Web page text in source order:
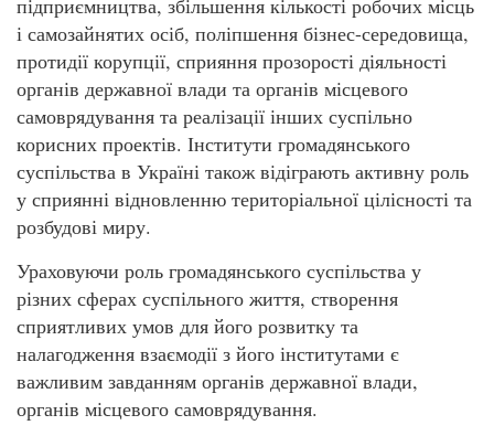
підприємництва, збільшення кількості робочих місць
і самозайнятих осіб, поліпшення бізнес-середовища,
протидії корупції, сприяння прозорості діяльності
органів державної влади та органів місцевого
самоврядування та реалізації інших суспільно
корисних проектів. Інститути громадянського
суспільства в Україні також відіграють активну роль
у сприянні відновленню територіальної цілісності та
розбудові миру.
Ураховуючи роль громадянського суспільства у
різних сферах суспільного життя, створення
сприятливих умов для його розвитку та
налагодження взаємодії з його інститутами є
важливим завданням органів державної влади,
органів місцевого самоврядування.